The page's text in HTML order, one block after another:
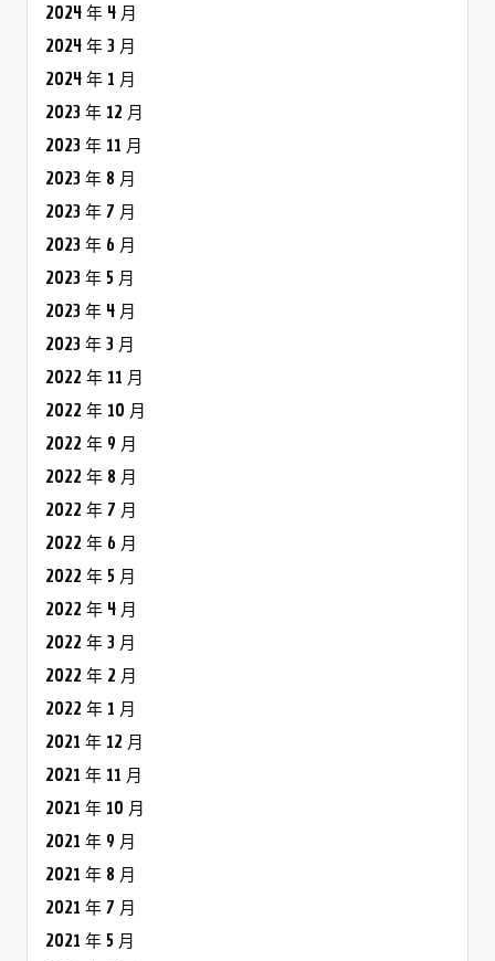
2024 年 4 月
2024 年 3 月
2024 年 1 月
2023 年 12 月
2023 年 11 月
2023 年 8 月
2023 年 7 月
2023 年 6 月
2023 年 5 月
2023 年 4 月
2023 年 3 月
2022 年 11 月
2022 年 10 月
2022 年 9 月
2022 年 8 月
2022 年 7 月
2022 年 6 月
2022 年 5 月
2022 年 4 月
2022 年 3 月
2022 年 2 月
2022 年 1 月
2021 年 12 月
2021 年 11 月
2021 年 10 月
2021 年 9 月
2021 年 8 月
2021 年 7 月
2021 年 5 月